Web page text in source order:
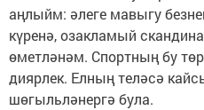
аңлыйм: әлеге мавыгу
күренә, озакламый
өметләнәм. Спортның бу
диярлек. Елның теләсә
шөгыльләнергә була.